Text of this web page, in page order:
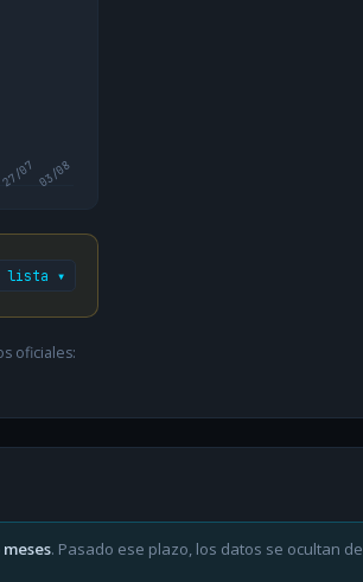
27/07 03/08
lista ▾
oficiales:
. Pasado ese plazo, los datos se ocultan de